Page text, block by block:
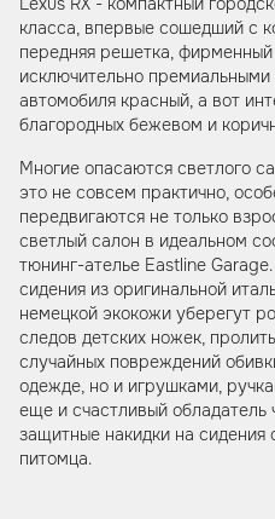
класса, впервые сошедший с
передняя решетка,
исключительно
автомобиля красный, а вот
благородных бежевом и
Многие опасаются светлого
это не совсем практично,
передвигаются не только
светлый салон в идеальном
тюнинг-ателье Eastline
сидения из оригинальной
немецкой экокожи уберегут
следов детских ножек,
случайных повреждений
одежде, но и игрушками,
еще и счастливый обладатель
защитные накидки на сидения
питомца.